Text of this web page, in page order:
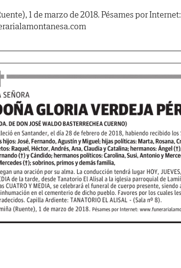
1 de marzo de 2018. Pésames por Internet: